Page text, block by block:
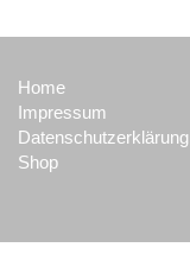
Home
Impressum
Datenschutzerklärung
Shop